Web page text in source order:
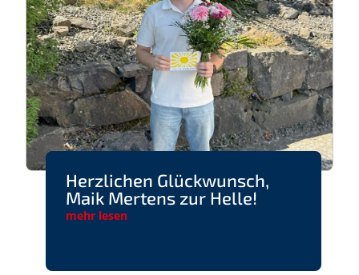
Herzlichen Glückwunsch,
Maik Mertens zur Helle!
mehr lesen